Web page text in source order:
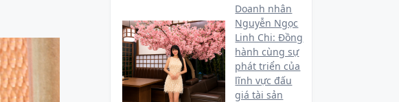
Doanh nhân
Nguyễn Ngọc
Linh Chi: Đồng
hành cùng sự
phát triển của
lĩnh vực đấu
giá tài sản